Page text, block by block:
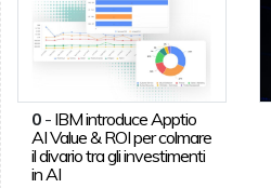
0- IBM introduce Apptio
AI Value & ROI per colmare
il divario tra gli investimenti
in AI